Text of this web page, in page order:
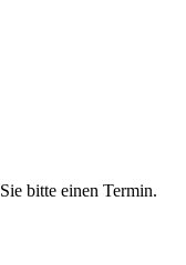
bitte einen Termin.